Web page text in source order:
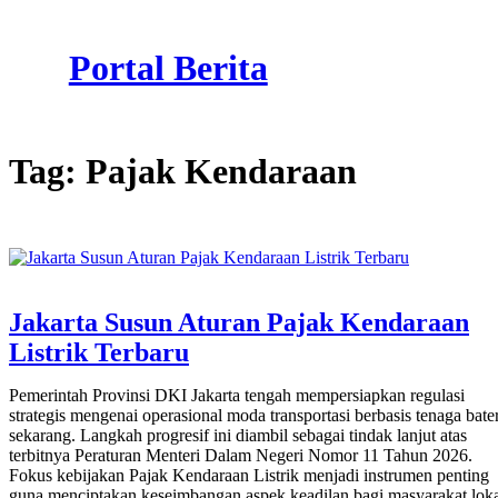
Portal Berita
Tag: Pajak Kendaraan
Jakarta Susun Aturan Pajak Kendaraan
Listrik Terbaru
Pemerintah Provinsi DKI Jakarta tengah mempersiapkan regulasi
strategis mengenai operasional moda transportasi berbasis tenaga
sekarang. Langkah progresif ini diambil sebagai tindak lanjut atas
terbitnya Peraturan Menteri Dalam Negeri Nomor 11 Tahun 2026.
Fokus kebijakan Pajak Kendaraan Listrik menjadi instrumen penting